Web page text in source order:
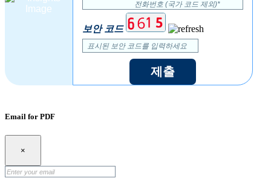
보안 코드
제출
Email for PDF
×